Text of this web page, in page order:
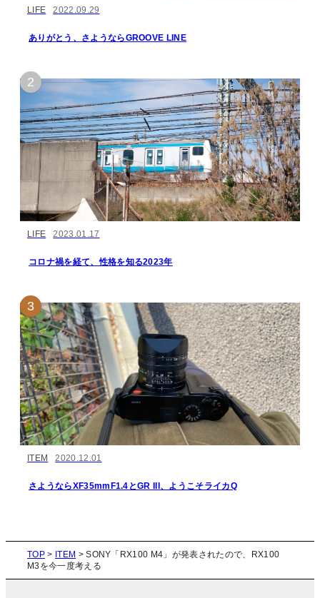
LIFE 2022.09.29
ありがとう、さようならGROOVE LINE
LIFE 2023.01.17
コロナ禍を経て、性格を知る2023年
ITEM 2020.12.01
さようならXF35mmF1.4とGR III、ようこそライカQ
TOP> ITEM >SONY「RX100 M4」が発表されたので、RX100
M3を今一度考える